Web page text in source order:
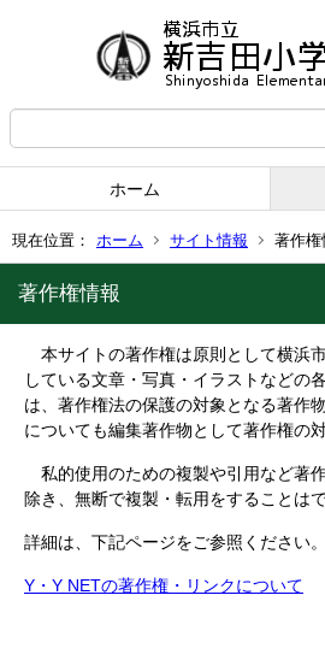
ホーム
現在位置： ホーム サイト情報 著作権
著作権情報
本サイトの著作権は原則として横浜
している文章・写真・イラストなどの
は、著作権法の保護の対象となる著作
についても編集著作物として著作権の
私的使用のための複製や引用など著
除き、無断で複製・転用をすることはで
詳細は、下記ページをご参照ください。
Y・Y NETの著作権・リンクについて